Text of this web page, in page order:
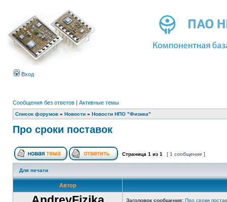
Вход
Сообщения без ответов | Активные темы
Список форумов » Новости » Новости НПО "Физика"
Про сроки поставок
Страница 1 из 1 [ 1 сообщение ]
Для печати
Автор
Заголовок сообщения: Про сроки